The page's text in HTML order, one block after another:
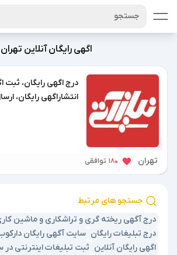
جستجو
اگهی رایگان آنلاین تهران
درج اگهی رایگان، ثبت
انتشاراگهی رایگان،
تهران 180 توافقی
جستجو های مرتبط
درج آگهی ریخته گری و تراشکاری و ماشین
درج تبلیغات رایگان سایت آگهی رایگان
اگهی رایگان آنلاین ثبت تبلیغات اینترنتی در